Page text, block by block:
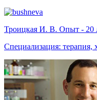
Троицкая И. В. Опыт - 20
Специализация: